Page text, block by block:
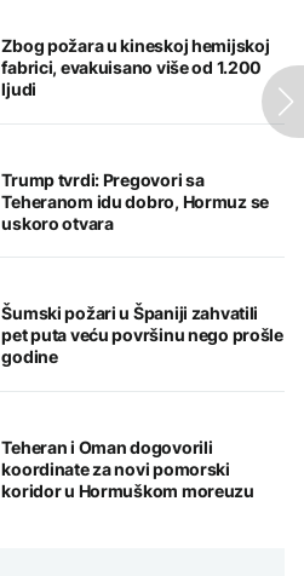
Zbog požara u kineskoj hemijskoj
fabrici, evakuisano više od 1.200
ljudi
Trump tvrdi: Pregovori sa
Teheranom idu dobro, Hormuz se
uskoro otvara
Šumski požari u Španiji zahvatili
pet puta veću površinu nego prošle
godine
Teheran i Oman dogovorili
koordinate za novi pomorski
koridor u Hormuškom moreuzu